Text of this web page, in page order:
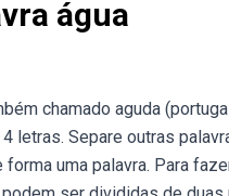
água
chamado aguda
letras. Separe outras
uma palavra. Para